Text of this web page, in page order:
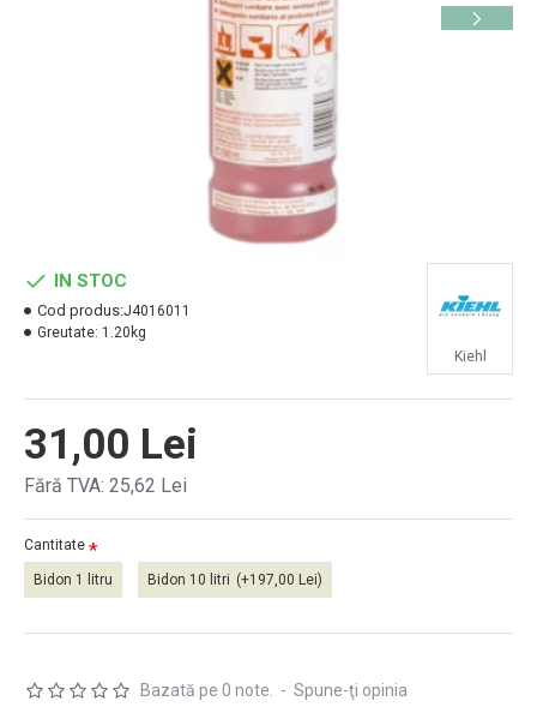
Bazată pe 0 note. - Spune-ţi opinia
31,00 Lei
Fără TVA: 25,62 Lei
IN STOC
Cod produs:J4016011
Greutate: 1.20kg
Kiehl
Cantitate
Bidon 1 litru Bidon 10 litri (+197,00 Lei)